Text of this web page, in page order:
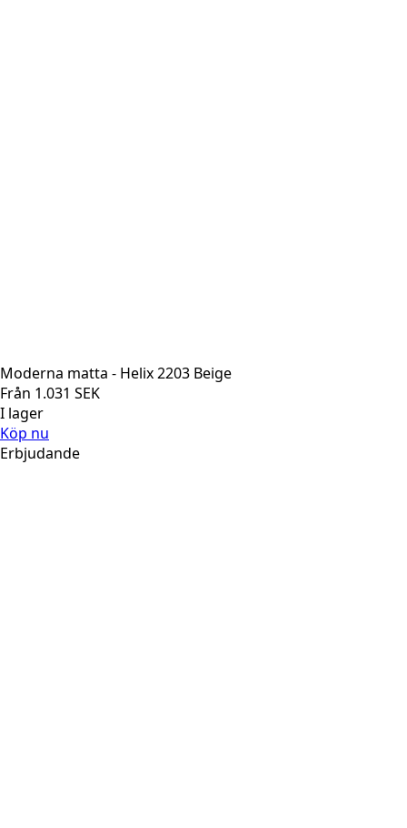
Moderna matta - Helix 2203 Beige
Från 1.031 SEK
I lager
Köp nu
Erbjudande